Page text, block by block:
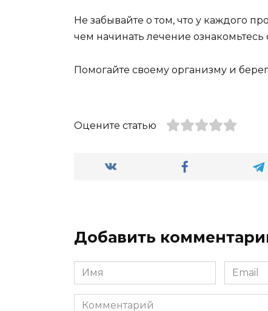
Не забывайте о том, что у каждого
чем начинать лечение ознакомьтесь
Помогайте своему организму и
Оцените статью
Добавить
Имя
*
Email
*
Комментарий